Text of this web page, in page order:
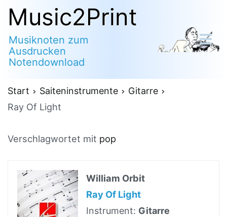
Zum
Inhalt
springen
Music2Print
Musiknoten zum
Ausdrucken
Notendownload
Start Saiteninstrumente
Gitarre
Ray Of Light
Verschlagwortet mit pop
William Orbit
Ray Of Light
Instrument: Gitarre